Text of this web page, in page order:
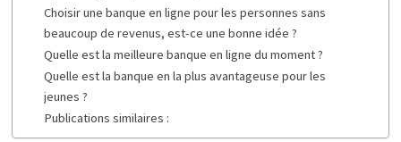
Choisir une banque en ligne pour les personnes sans
beaucoup de revenus, est-ce une bonne idée ?
Quelle est la meilleure banque en ligne du moment ?
Quelle est la banque en la plus avantageuse pour les
jeunes ?
Publications similaires :